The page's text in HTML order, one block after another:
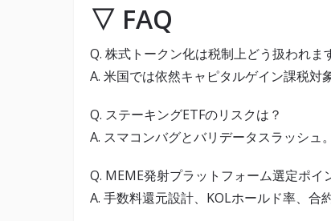
▽ FAQ
Q. 株式トークン化は税制上どう扱われま
A. 米国では依然キャピタルゲイン課税対
Q. ステーキングETFのリスクは？
A. スマコンバグとバリデータスラッシュ
Q. MEME発射プラットフォーム選定ポイ
A. 手数料還元設計、KOLホールド率、合